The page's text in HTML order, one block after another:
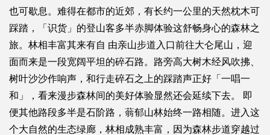
也可歇息。难得在都市的近郊，有长约一公里的天然枕木可
踩踏，「识货」的登山客多半赤脚体验这舒畅身心的森林之
旅。林相丰富其来有自 由亲山步道入口前往大仑尾山，迎
面而来是一段宽阔平坦的碎石路。路旁高大树木经风吹拂、
树叶沙沙作响声，和行走碎石之上的踩踏声正好「一唱一
和」，看来漫步森林间的美好体验显然还会延续下去。 即
便其他路段多半是石阶路，蓊郁山林始终一路相随。进入这
个大自然的生态绿廊，林相成熟丰富，因为森林步道穿越过